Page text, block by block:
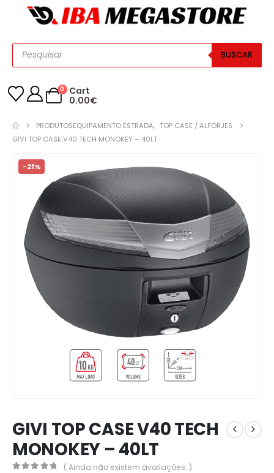
BUSCAR
0
Cart
0.00€
PRODUTOSEQUIPAMENTO ESTRADA, TOP CASE / ALFORJES
GIVI TOP CASE V40 TECH MONOKEY – 40LT
-21%
GIVI TOP CASE V40 TECH
MONOKEY – 40LT
( Ainda não existem avaliações. )